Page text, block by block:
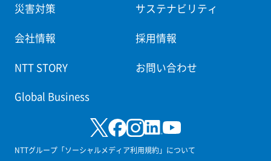
災害対策 サステナビリティ
会社情報 採用情報
NTT STORY お問い合わせ
Global Business
NTTグループ「ソーシャルメディア利用規約」について